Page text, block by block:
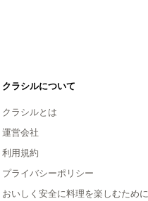
クラシルについて
クラシルとは
運営会社
利用規約
プライバシーポリシー
おいしく安全に料理を楽しむために